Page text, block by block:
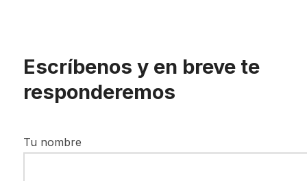
Escríbenos y en breve te
responderemos
Tu nombre